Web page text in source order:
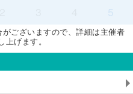
5
ございますので、詳細は主催者
上げます。